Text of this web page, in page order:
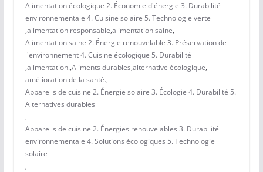
Alimentation écologique 2. Économie d'énergie 3. Durabilité
environnementale 4. Cuisine solaire 5. Technologie verte
,alimentation responsable,alimentation saine,
Alimentation saine 2. Énergie renouvelable 3. Préservation de
l'environnement 4. Cuisine écologique 5. Durabilité
,alimentation.,Aliments durables,alternative écologique,
amélioration de la santé.,
Appareils de cuisine 2. Énergie solaire 3. Écologie 4. Durabilité 5.
Alternatives durables
,
Appareils de cuisine 2. Énergies renouvelables 3. Durabilité
environnementale 4. Solutions écologiques 5. Technologie
solaire
,